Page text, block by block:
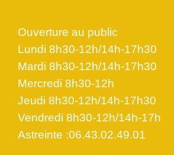
Ouverture au public
Lundi 8h30-12h/14h-17h30
Mardi 8h30-12h/14h-17h30
Mercredi 8h30-12h
Jeudi 8h30-12h/14h-17h30
Vendredi 8h30-12h/14h-17h
Astreinte :06.43.02.49.01